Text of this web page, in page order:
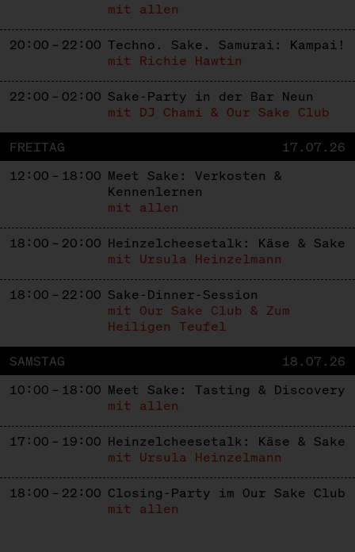
mit allen
20:00 – 22:00 Techno. Sake. Samurai: Kampai!
mit Richie Hawtin
22:00 – 02:00 Sake-Party in der Bar Neun
mit DJ Chami & Our Sake Club
FREITAG
17.07.26
12:00 – 18:00 Meet Sake: Verkosten &
Kennenlernen
mit allen
18:00 – 20:00 Heinzelcheesetalk: Käse & Sake
mit Ursula Heinzelmann
18:00 – 22:00 Sake-Dinner-Session
mit Our Sake Club & Zum
Heiligen Teufel
SAMSTAG
18.07.26
10:00 – 18:00 Meet Sake: Tasting & Discovery
mit allen
17:00 – 19:00 Heinzelcheesetalk: Käse & Sake
mit Ursula Heinzelmann
18:00 – 22:00 Closing-Party im Our Sake Club
mit allen